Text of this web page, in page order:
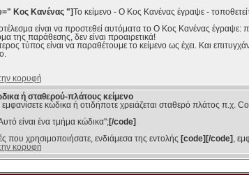
Κος Κανένας "]Το κείμενο - Ο Κος Κανένας έγραψε -
είναι να προστεθεί αυτόματα το Ο Κος Κανένας έγραψε:
της παράθεσης, δεν είναι προαιρετικά!
τύπος είναι να παραθέτουμε το κείμενο ως έχει. Και
κορυφή
ή σταθερού-πλάτους κείμενο
εμφανίσετε κώδικα ή οτιδήποτε χρειάζεται σταθερό πλάτος π.χ.
είναι ένα τμήμα κώδικα"; [/code]
που χρησιμοποιήσατε, ενδιάμεσα της εντολής
[code][/code]
,
κορυφή